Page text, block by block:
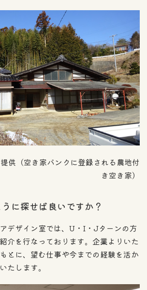
供（空き家バンクに登録される農地付
き空き家）
に探せば良いですか？
デザイン室では、U・I・Jターンの方
介を行なっております。企業よりいた
とに、望む仕事や今までの経験を活か
たします。